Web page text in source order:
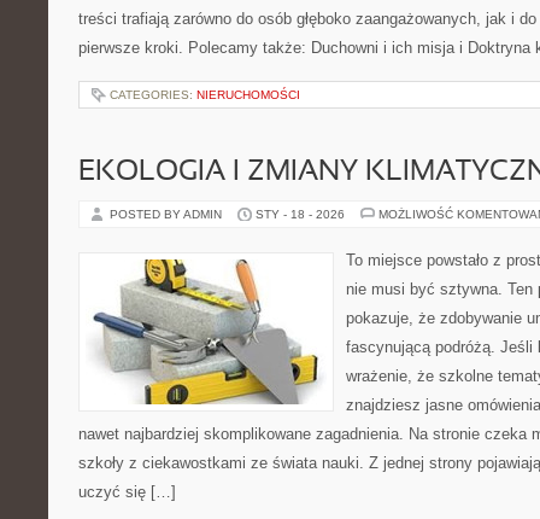
treści trafiają zarówno do osób głęboko zaangażowanych, jak i
pierwsze kroki. Polecamy także: Duchowni i ich misja i Doktryna
CATEGORIES: NIERUCHOMOŚCI
EKOLOGIA I ZMIANY
POSTED BY ADMIN STY - 18 - 2026 MOŻLIWOŚĆ
To miejsce powstało z
nie musi być sztywna. Ten
pokazuje, że zdobywanie
fascynującą podróżą. Jeśli
wrażenie, że szkolne
znajdziesz jasne
nawet najbardziej skomplikowane zagadnienia. Na stronie czeka
szkoły z ciekawostkami ze świata nauki. Z jednej strony
uczyć się […]